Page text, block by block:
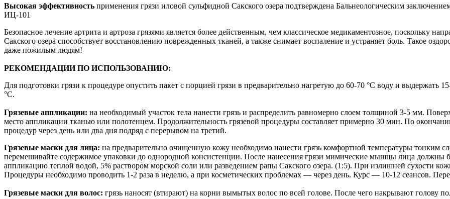
Высокая эффективность применения грязи иловой сульфидной Сакского озера подтверждена Бальнеологическим
ИЦ-101
Безопасное лечение артрита и артроза грязями является более действенным, чем классическое медикаментозное, поскольку
Сакского озера способствует восстановлению поврежденных тканей, а также снимает воспаление и устраняет боль. Такое
даже пожилым людям!
РЕКОМЕНДАЦИИ ПО ИСПОЛЬЗОВАНИЮ:
Для подготовки грязи к процедуре опустить пакет с порцией грязи в предварительно нагретую до 60-70 °С воду и выдержать
°С.
Грязевые аппликации: на необходимый участок тела нанести грязь и распределить равномерно слоем толщиной 3-5 мм.
место аппликации тканью или полотенцем. Продолжительность грязевой процедуры составляет примерно 30 мин. По
процедур через день или два дня подряд с перерывом на третий.
Грязевые маски для лица: на предварительно очищенную кожу необходимо нанести грязь комфортной температуры
перемешивайте содержимое упаковки до однородной консистенции. После нанесения грязи мимические мышцы лица
аппликацию теплой водой, 5% раствором морской соли или разведением рапы Сакского озера. (1:5). При излишней сухости
Процедуры необходимо проводить 1-2 раза в неделю, а при косметических проблемах — через день. Курс — 10-12 сеансов.
Грязевые маски для волос: грязь наносят (втирают) на корни вымытых волос по всей голове. После чего накрывают голову